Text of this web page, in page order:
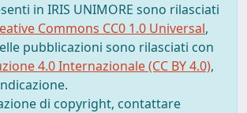
in IRIS UNIMORE sono rilasciati
Commons CC0 1.0 Universal,
pubblicazioni sono rilasciati con
4.0 Internazionale (CC BY 4.0),
di copyright, contattare